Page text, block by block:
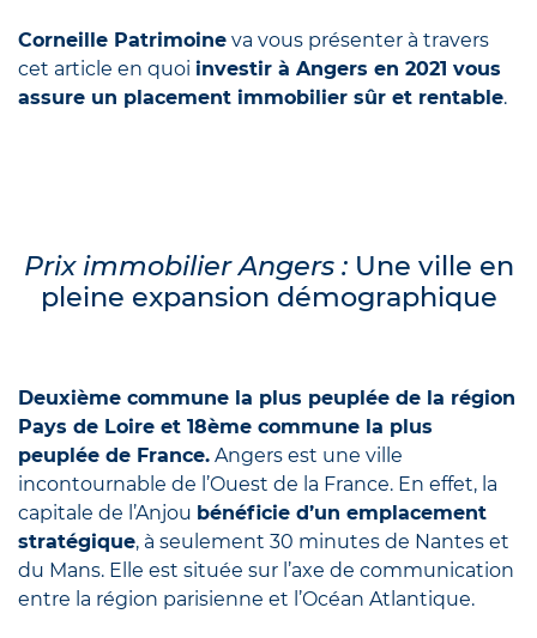
Corneille Patrimoine va vous présenter à travers
cet article en quoi investir à Angers en 2021 vous
assure un placement immobilier sûr et rentable.
Prix immobilier Angers : Une ville en
pleine expansion démographique
Deuxième commune la plus peuplée de la région
Pays de Loire et 18ème commune la plus
peuplée de France. Angers est une ville
incontournable de l’Ouest de la France. En effet, la
capitale de l’Anjou bénéficie d’un emplacement
stratégique, à seulement 30 minutes de Nantes et
du Mans. Elle est située sur l’axe de communication
entre la région parisienne et l’Océan Atlantique.